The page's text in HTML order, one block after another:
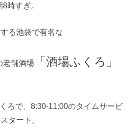
時すぎ。
る池袋で有名な
老舗酒場 「酒場ふくろ」
ろで、8:30-11:00のタイムサービ
タート。